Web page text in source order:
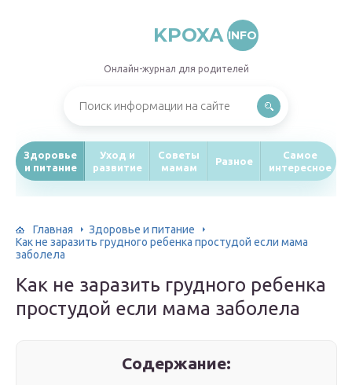
KPOXA INFO
Онлайн-журнал для родителей
Здоровье
и питание
Уход и
развитие
Советы
мамам
Разное
Самое
интересное
Главная
Здоровье и питание
Как не заразить грудного ребенка простудой если мама
заболела
Как не заразить грудного ребенка
простудой если мама заболела
Содержание: